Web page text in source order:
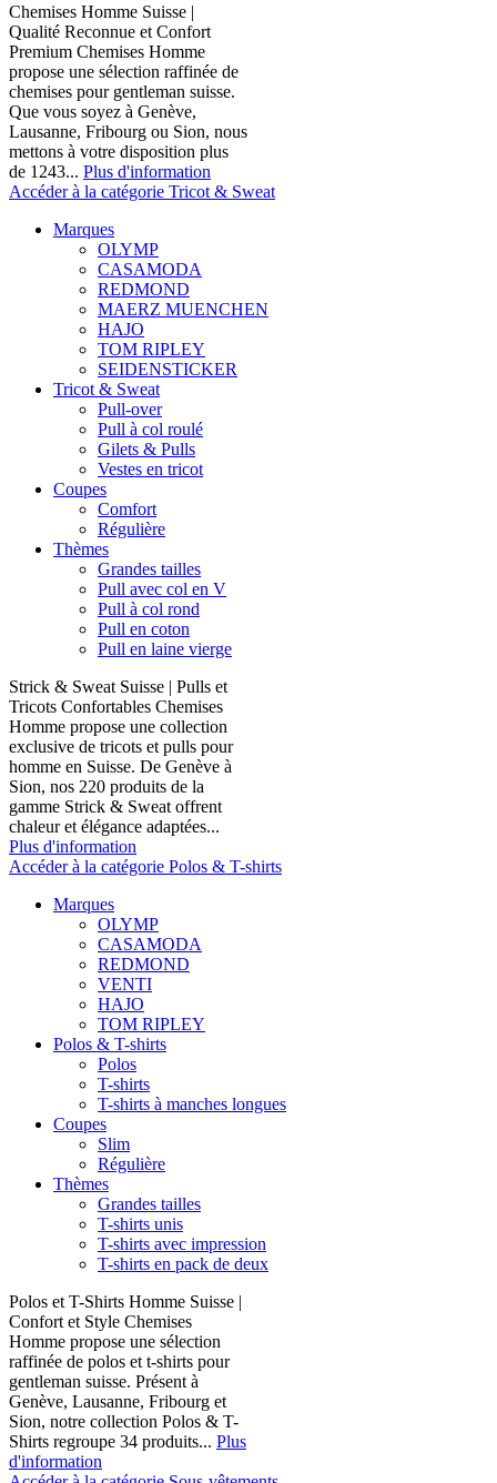
Chemises Homme Suisse |
Qualité Reconnue et Confort
Premium Chemises Homme
propose une sélection raffinée de
chemises pour gentleman suisse.
Que vous soyez à Genève,
Lausanne, Fribourg ou Sion, nous
mettons à votre disposition plus
de 1243... Plus d'information
Accéder à la catégorie Tricot & Sweat
Marques
OLYMP
CASAMODA
REDMOND
MAERZ MUENCHEN
HAJO
TOM RIPLEY
SEIDENSTICKER
Tricot & Sweat
Pull-over
Pull à col roulé
Gilets & Pulls
Vestes en tricot
Coupes
Comfort
Régulière
Thèmes
Grandes tailles
Pull avec col en V
Pull à col rond
Pull en coton
Pull en laine vierge
Strick & Sweat Suisse | Pulls et
Tricots Confortables Chemises
Homme propose une collection
exclusive de tricots et pulls pour
homme en Suisse. De Genève à
Sion, nos 220 produits de la
gamme Strick & Sweat offrent
chaleur et élégance adaptées...
Plus d'information
Accéder à la catégorie Polos & T-shirts
Marques
OLYMP
CASAMODA
REDMOND
VENTI
HAJO
TOM RIPLEY
Polos & T-shirts
Polos
T-shirts
T-shirts à manches longues
Coupes
Slim
Régulière
Thèmes
Grandes tailles
T-shirts unis
T-shirts avec impression
T-shirts en pack de deux
Polos et T-Shirts Homme Suisse |
Confort et Style Chemises
Homme propose une sélection
raffinée de polos et t-shirts pour
gentleman suisse. Présent à
Genève, Lausanne, Fribourg et
Sion, notre collection Polos & T-
Shirts regroupe 34 produits... Plus
d'information